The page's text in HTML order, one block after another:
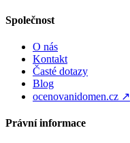
Společnost
O nás
Kontakt
Časté dotazy
Blog
ocenovanidomen.cz ↗
Právní informace